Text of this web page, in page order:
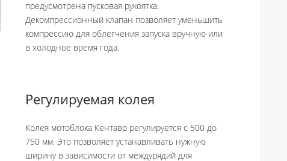
предусмотрена пусковая рукоятка.
Декомпрессионный клапан позволяет уменьшить
компрессию для облегчения запуска вручную или
в холодное время года.
Регулируемая колея
Колея мотоблока Кентавр регулируется с 500 до
750 мм. Это позволяет устанавливать нужную
ширину в зависимости от междурядий для